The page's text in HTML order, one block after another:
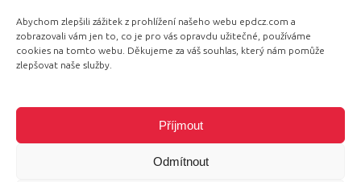
Abychom zlepšili zážitek z prohlížení našeho webu epdcz.com a
zobrazovali vám jen to, co je pro vás opravdu užitečné, používáme
cookies na tomto webu. Děkujeme za váš souhlas, který nám pomůže
zlepšovat naše služby.
Příjmout
Odmítnout
Programová ředitelka
Jana Černoušková |607782535
Partnerství & fundraising
730158883